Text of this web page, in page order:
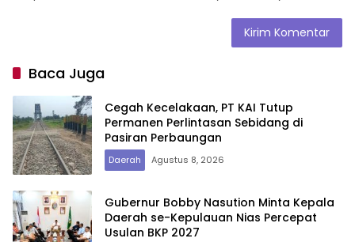
Baca Juga
Cegah Kecelakaan, PT KAI Tutup
Permanen Perlintasan Sebidang di
Pasiran Perbaungan
Daerah Agustus 8, 2026
Gubernur Bobby Nasution Minta Kepala
Daerah se-Kepulauan Nias Percepat
Usulan BKP 2027